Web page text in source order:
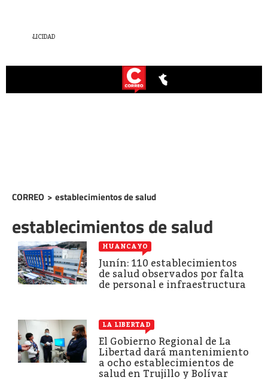
CORREO > establecimientos de salud
establecimientos de salud
HUANCAYO
Junín: 110 establecimientos
de salud observados por falta
de personal e infraestructura
LA LIBERTAD
El Gobierno Regional de La
Libertad dará mantenimiento
a ocho establecimientos de
salud en Trujillo y Bolívar